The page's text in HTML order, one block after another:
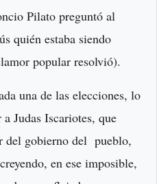
Pilato preguntó al
quién estaba siendo
popular resolvió).
una de las elecciones, lo
Judas Iscariotes, que
del gobierno del pueblo,
en ese imposible,